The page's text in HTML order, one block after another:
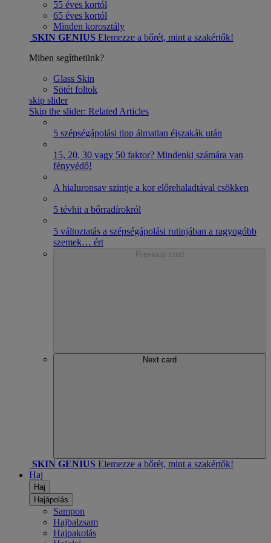
55 éves kortól
65 éves kortól
Minden korosztály
SKIN GENIUS Elemezze a bőrét, mint a szakértők!
Miben segíthetünk?
Glass Skin
Sötét foltok
skip slider
Skip the slider: Related Articles
5 szépségápolási tipp álmatlan éjszakák után
15, 20, 30 vagy 50 faktor? Mindenki számára van
fényvédő!
A hialuronsav szintje a kor előrehaladtával csökken
5 tévhit a bőrradírokról
5 változtatás a szépségápolási rutinjában a ragyogóbb
szemek… ért
Previous card
Next card
SKIN GENIUS Elemezze a bőrét, mint a szakértők!
Haj
Haj
Hajápolás
Sampon
Hajbalzsam
Hajpakolás